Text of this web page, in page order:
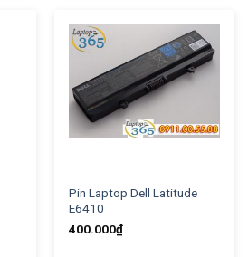
Pin Laptop Dell Latitude
E6410
400.000₫